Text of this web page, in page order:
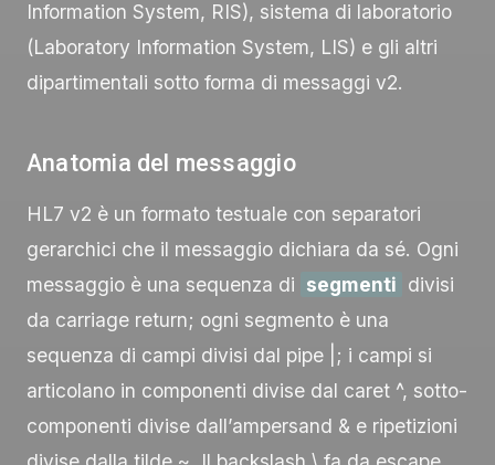
Information System, RIS), sistema di laboratorio
(Laboratory Information System, LIS) e gli altri
dipartimentali sotto forma di messaggi v2.
Anatomia del messaggio
HL7 v2 è un formato testuale con separatori
gerarchici che il messaggio dichiara da sé. Ogni
messaggio è una sequenza di segmenti divisi
da carriage return; ogni segmento è una
sequenza di campi divisi dal pipe
; i campi si
articolano in componenti divise dal caret ^, sotto-
componenti divise dall’ampersand & e ripetizioni